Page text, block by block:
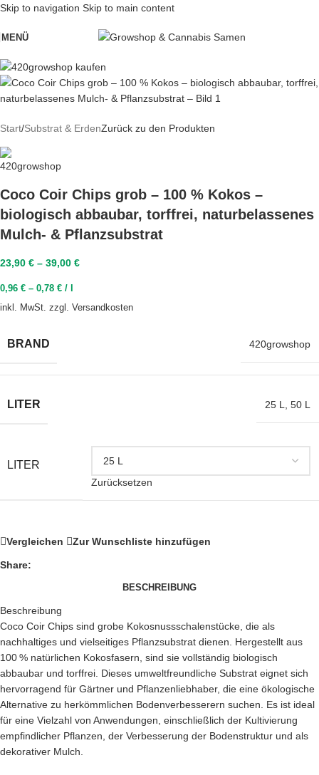
Skip to navigation Skip to main content
MENÜ
Start/Substrat & ErdenZurück zu den Produkten
Coco Coir Chips grob – 100 % Kokos –
biologisch abbaubar, torffrei, naturbelassenes
Mulch- & Pflanzsubstrat
23,90 € – 39,00 €
0,96 € – 0,78 € /
inkl. MwSt. zzgl. Versandkosten
BRAND 420growshop
LITER 25 L, 50 L
LITER
Zurücksetzen
Vergleichen Zur Wunschliste hinzufügen
Share:
BESCHREIBUNG
Beschreibung
Coco Coir Chips sind grobe Kokosnussschalenstücke, die als
nachhaltiges und vielseitiges Pflanzsubstrat dienen. Hergestellt aus
100 % natürlichen Kokosfasern, sind sie vollständig biologisch
abbaubar und torffrei. Dieses umweltfreundliche Substrat eignet sich
hervorragend für Gärtner und Pflanzenliebhaber, die eine ökologische
Alternative zu herkömmlichen Bodenverbesserern suchen. Es ist ideal
für eine Vielzahl von Anwendungen, einschließlich der Kultivierung
empfindlicher Pflanzen, der Verbesserung der Bodenstruktur und als
dekorativer Mulch.​